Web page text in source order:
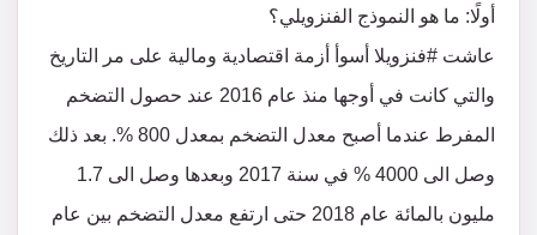
أولًا: ما هو النموذج الفنزويلي؟
عاشت #فنزويلا أسوأ أزمة اقتصادية ومالية على مر التاريخ
والتي كانت في أوجها منذ عام 2016 عند حصول التضخم
المفرط عندما أصبح معدل التضخم بمعدل 800 %. بعد ذلك
وصل الى 4000 % في سنة 2017 وبعدها وصل الى 1.7
مليون بالمائة عام 2018 حتى ارتفع معدل التضخم بين عام